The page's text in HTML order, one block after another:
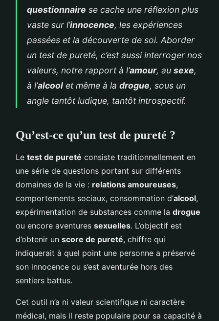
questionnaire se cache une réflexion plus
vaste sur l’innocence, les expériences
passées et la découverte de soi. Aborder
un test de pureté, c’est aussi interroger nos
valeurs, notre rapport à l’amour, au sexe,
à l’alcool et même à la drogue, sous un
angle tantôt ludique, tantôt introspectif.
Qu’est-ce qu’un test de pureté ?
Le test de pureté consiste traditionnellement en
une série de questions portant sur différents
domaines de la vie : relations amoureuses,
comportements sociaux, consommation d’alcool,
expérimentation de substances comme la drogue
ou encore aventures sexuelles. L’objectif est
d’obtenir un score de pureté, chiffre qui
indiquerait à quel point une personne a préservé
son innocence ou s’est aventurée hors des
sentiers battus.
Cet outil n’a ni valeur scientifique ni caractère
médical, mais il reste populaire pour sa capacité à